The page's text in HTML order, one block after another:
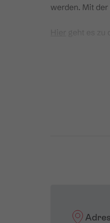
werden. Mit
Hier geht es zu